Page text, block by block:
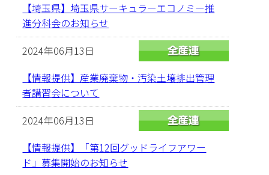
【埼玉県】埼玉県サーキュラーエコノミー推
進分科会のお知らせ
2024年06月13日
【情報提供】産業廃棄物・汚染土壌排出管理
者講習会について
2024年06月13日
【情報提供】「第12回グッドライフアワー
ド」募集開始のお知らせ